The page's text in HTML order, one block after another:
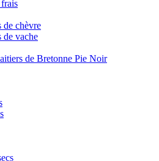
de chèvre
de vache
de Bretonne Pie Noir